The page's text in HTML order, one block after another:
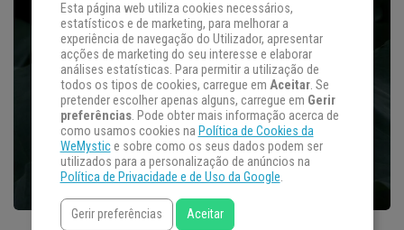
Esta página web utiliza cookies necessários,
estatísticos e de marketing, para melhorar a
experiência de navegação do Utilizador, apresentar
acções de marketing do seu interesse e elaborar
análises estatísticas. Para permitir a utilização de
todos os tipos de cookies, carregue em Aceitar. Se
pretender escolher apenas alguns, carregue em Gerir
preferências. Pode obter mais informação acerca de
como usamos cookies na Política de Cookies da
WeMystice sobre como os seus dados podem ser
utilizados para a personalização de anúncios na
Política de Privacidade e de Uso da Google.
Gerir preferências Aceitar